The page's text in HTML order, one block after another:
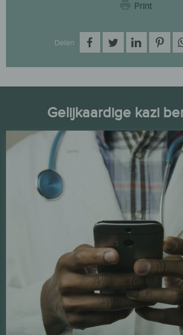
Print
Delen op Facebook
op Twitter
op op
Gelijkaardige kazi